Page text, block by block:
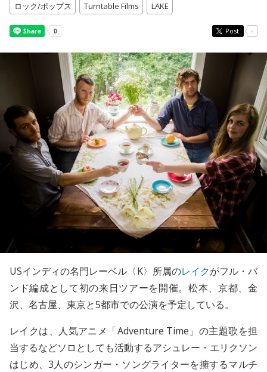
ロック/ポップス Turntable Films LAKE
Post -
USインディの名門レーベル〈K〉所属のレイクがフル・バ
ンド編成として初の来日ツアーを開催。松本、京都、金
沢、名古屋、東京と5都市での公演を予定している。
レイクは、人気アニメ「Adventure Time」の主題歌を担
当するなどソロとしても活動するアシュレー・エリクソン
はじめ、3人のシンガー・ソングライターを擁するマルチ